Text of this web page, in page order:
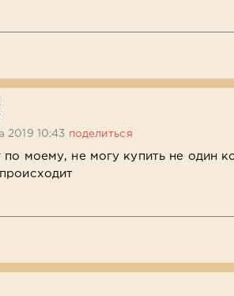
2019 10:43 поделиться
по моему, не могу купить не один